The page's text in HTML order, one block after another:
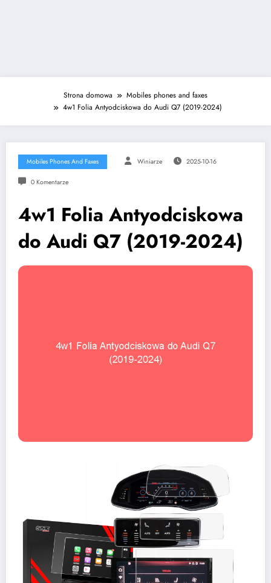
Strona domowa
Mobiles phones and faxes
4w1 Folia Antyodciskowa do Audi Q7 (2019-2024)
Mobiles Phones And Faxes Winiarze 2025-10-16
0 Komentarze
4w1 Folia Antyodciskowa
do Audi Q7 (2019-2024)